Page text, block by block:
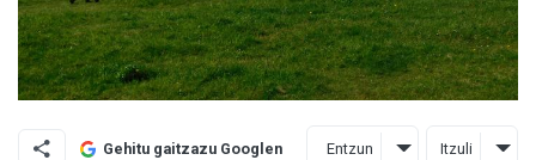
Gehitu gaitzazu Googlen Entzun Itzuli